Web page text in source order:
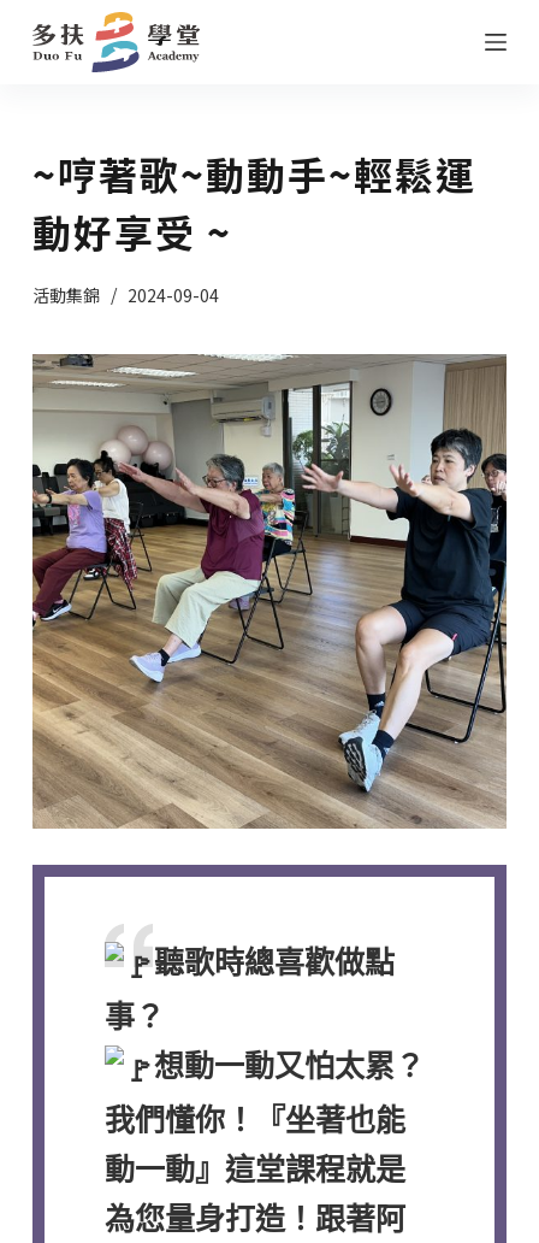
跳
至
內
~哼著歌~動動手~輕鬆運
動好享受 ~
活動集錦 2024-09-04
聽歌時總喜歡做點
事？
想動一動又怕太累？
我們懂你！『坐著也能
動一動』這堂課程就是
為您量身打造！跟著阿